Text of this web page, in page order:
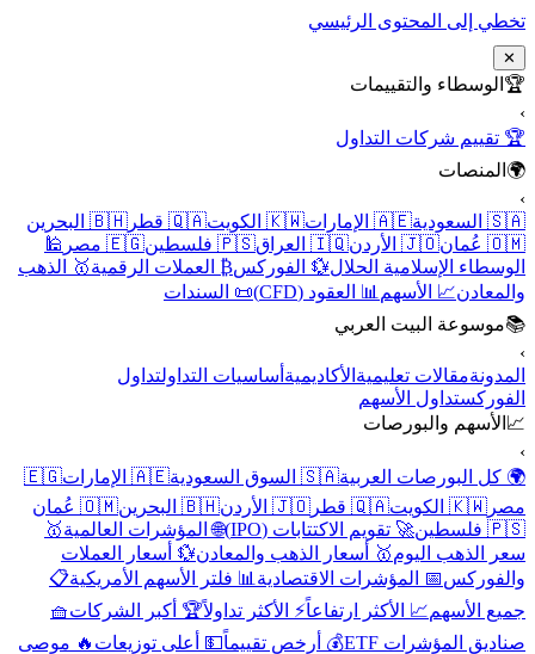
تخطي إلى المحتوى الرئيسي
✕
🏆 الوسطاء والتقييمات
›
🏆 تقييم شركات التداول
🌍 المنصات
›
🇸🇦 السعودية
🇦🇪 الإمارات 🇰🇼 الكويت 🇶🇦 قطر
🇧🇭 البحرين
🇴🇲 عُمان
🇯🇴 الأردن 🇮🇶 العراق 🇵🇸 فلسطين 🇪🇬 مصر
🕌
الوسطاء الإسلامية الحلال💱 الفوركس₿ العملات الرقمية🥇 الذهب
والمعادن📈 الأسهم 📊 العقود (CFD)
📜 السندات
📚موسوعة البيت العربي
›
المدونةمقالات تعليمية الأكاديمية أساسيات التداولتداول
الفوركستداول الأسهم
📈 الأسهم والبورصات
›
🌍 كل البورصات العربية🇸🇦 السوق السعودية 🇦🇪 الإمارات
🇪🇬
مصر 🇰🇼 الكويت 🇶🇦 قطر 🇯🇴 الأردن 🇧🇭 البحرين
🇴🇲 عُمان
🇵🇸 فلسطين
🚀 تقويم الاكتتابات (IPO) 🌐 المؤشرات العالمية🥇
سعر الذهب اليوم🥇 أسعار الذهب والمعادن💱 أسعار العملات
والفوركس📅 المؤشرات الاقتصادية 📊 فلتر الأسهم الأمريكية📋
جميع الأسهم📈 الأكثر ارتفاعاً⚡ الأكثر تداولاً🏆 أكبر الشركات🧺
صناديق المؤشرات ETF
💰 أرخص تقييماً💵 أعلى توزيعات 🔥 موصى